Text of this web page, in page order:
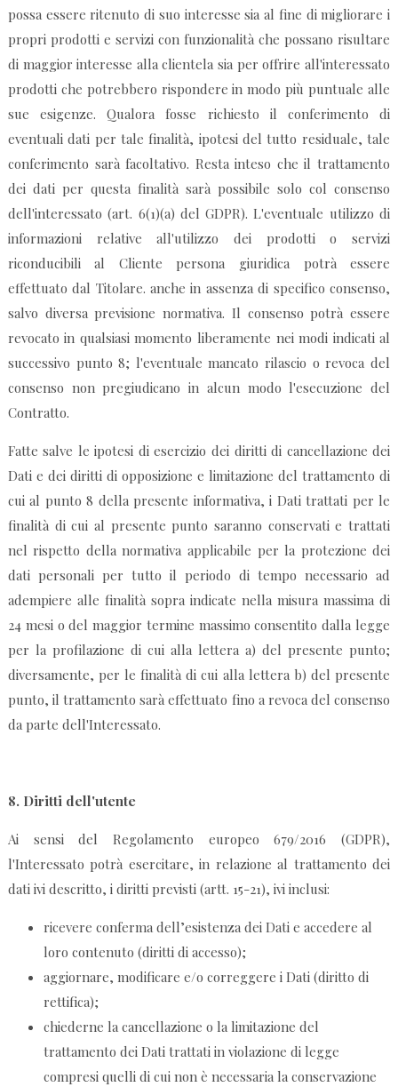
possa essere ritenuto di suo interesse sia al fine di migliorare i
propri prodotti e servizi con funzionalità che possano risultare
di maggior interesse alla clientela sia per offrire all'interessato
prodotti che potrebbero rispondere in modo più puntuale alle
sue esigenze. Qualora fosse richiesto il conferimento di
eventuali dati per tale finalità, ipotesi del tutto residuale, tale
conferimento sarà facoltativo. Resta inteso che il trattamento
dei dati per questa finalità sarà possibile solo col consenso
dell'interessato (art. 6(1)(a) del GDPR). L'eventuale utilizzo di
informazioni relative all'utilizzo dei prodotti o servizi
riconducibili al Cliente persona giuridica potrà essere
effettuato dal Titolare. anche in assenza di specifico consenso,
salvo diversa previsione normativa. Il consenso potrà essere
revocato in qualsiasi momento liberamente nei modi indicati al
successivo punto 8; l'eventuale mancato rilascio o revoca del
consenso non pregiudicano in alcun modo l'esecuzione del
Contratto.
Fatte salve le ipotesi di esercizio dei diritti di cancellazione dei
Dati e dei diritti di opposizione e limitazione del trattamento di
cui al punto 8 della presente informativa, i Dati trattati per le
finalità di cui al presente punto saranno conservati e trattati
nel rispetto della normativa applicabile per la protezione dei
dati personali per tutto il periodo di tempo necessario ad
adempiere alle finalità sopra indicate nella misura massima di
24 mesi o del maggior termine massimo consentito dalla legge
per la profilazione di cui alla lettera a) del presente punto;
diversamente, per le finalità di cui alla lettera b) del presente
punto, il trattamento sarà effettuato fino a revoca del consenso
da parte dell'Interessato.
8. Diritti dell'utente
Ai sensi del Regolamento europeo 679/2016 (GDPR),
l'Interessato potrà esercitare, in relazione al trattamento dei
dati ivi descritto, i diritti previsti (artt. 15-21), ivi inclusi:
ricevere conferma dell’esistenza dei Dati e accedere al
loro contenuto (diritti di accesso);
aggiornare, modificare e/o correggere i Dati (diritto di
rettifica);
chiederne la cancellazione o la limitazione del
trattamento dei Dati trattati in violazione di legge
compresi quelli di cui non è necessaria la conservazione